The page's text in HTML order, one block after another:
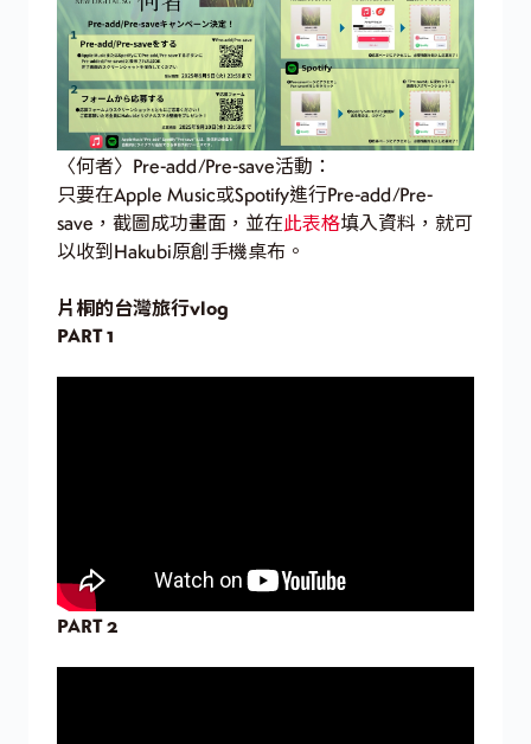
〈何者〉Pre-add/Pre-save活動：
只要在Apple Music或Spotify進行Pre-add/Pre-
save，截圖成功畫面，並在此表格填入資料，就可
以收到Hakubi原創手機桌布。
片桐的台灣旅行vlog
PART 1
PART 2